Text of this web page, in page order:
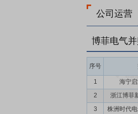
（
陆云峰及其他
设、质量管理
展提供了坚实
要点10：自愿
持有的发行
发生分红、派
公司运营
博菲电气并
序号
1 海宁
2
浙江博菲
3
株洲时代